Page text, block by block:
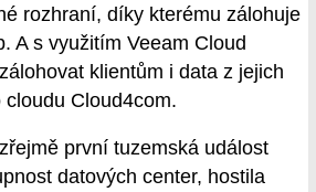
rozhraní, díky kterému zálohuje
A s využitím Veeam Cloud
klientům i data z jejich
Cloud4com.
první tuzemská událost
datových center, hostila